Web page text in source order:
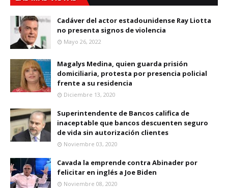
Cadáver del actor estadounidense Ray Liotta
no presenta signos de violencia
Mayo 26, 2022
Magalys Medina, quien guarda prisión
domiciliaria, protesta por presencia policial
frente a su residencia
Diciembre 13, 2020
Superintendente de Bancos califica de
inaceptable que bancos descuenten seguro
de vida sin autorización clientes
Noviembre 03, 2020
Cavada la emprende contra Abinader por
felicitar en inglés a Joe Biden
Noviembre 08, 2020